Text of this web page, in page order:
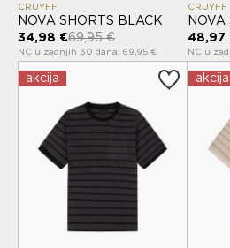
CRUYFF
NOVA SHORTS BLACK
34,98 €69,95 €
NC u zadnjih 30 dana: 69,95 €
CRUYFF
NOVA
48,97
NC u
akcija akcija